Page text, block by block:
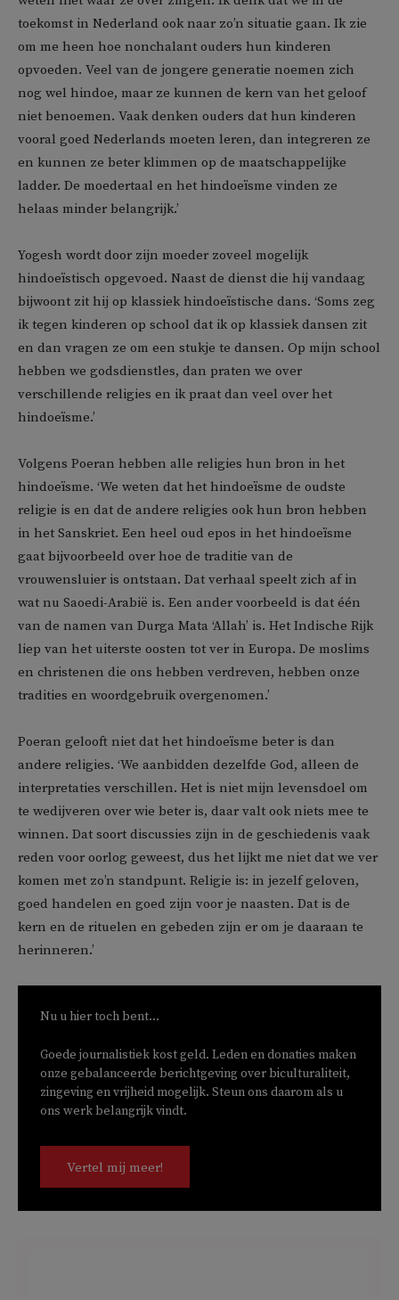
toekomst in Nederland ook naar zo’n situatie gaan. Ik zie
om me heen hoe nonchalant ouders hun kinderen
opvoeden. Veel van de jongere generatie noemen zich
nog wel hindoe, maar ze kunnen de kern van het geloof
niet benoemen. Vaak denken ouders dat hun kinderen
vooral goed Nederlands moeten leren, dan integreren ze
en kunnen ze beter klimmen op de maatschappelijke
ladder. De moedertaal en het hindoeïsme vinden ze
helaas minder belangrijk.’
Yogesh wordt door zijn moeder zoveel mogelijk
hindoeïstisch opgevoed. Naast de dienst die hij vandaag
bijwoont zit hij op klassiek hindoeïstische dans. ‘Soms zeg
ik tegen kinderen op school dat ik op klassiek dansen zit
en dan vragen ze om een stukje te dansen. Op mijn school
hebben we godsdienstles, dan praten we over
verschillende religies en ik praat dan veel over het
hindoeïsme.’
Volgens Poeran hebben alle religies hun bron in het
hindoeïsme. ‘We weten dat het hindoeïsme de oudste
religie is en dat de andere religies ook hun bron hebben
in het Sanskriet. Een heel oud epos in het hindoeïsme
gaat bijvoorbeeld over hoe de traditie van de
vrouwensluier is ontstaan. Dat verhaal speelt zich af in
wat nu Saoedi-Arabië is. Een ander voorbeeld is dat één
van de namen van Durga Mata ‘Allah’ is. Het Indische Rijk
liep van het uiterste oosten tot ver in Europa. De moslims
en christenen die ons hebben verdreven, hebben onze
tradities en woordgebruik overgenomen.’
Poeran gelooft niet dat het hindoeïsme beter is dan
andere religies. ‘We aanbidden dezelfde God, alleen de
interpretaties verschillen. Het is niet mijn levensdoel om
te wedijveren over wie beter is, daar valt ook niets mee te
winnen. Dat soort discussies zijn in de geschiedenis vaak
reden voor oorlog geweest, dus het lijkt me niet dat we ver
komen met zo’n standpunt. Religie is: in jezelf geloven,
goed handelen en goed zijn voor je naasten. Dat is de
kern en de rituelen en gebeden zijn er om je daaraan te
herinneren.’
Nu u hier toch bent...
Goede journalistiek kost geld. Leden en donaties maken
onze gebalanceerde berichtgeving over biculturaliteit,
zingeving en vrijheid mogelijk. Steun ons daarom als u
ons werk belangrijk vindt.
Vertel mij meer!